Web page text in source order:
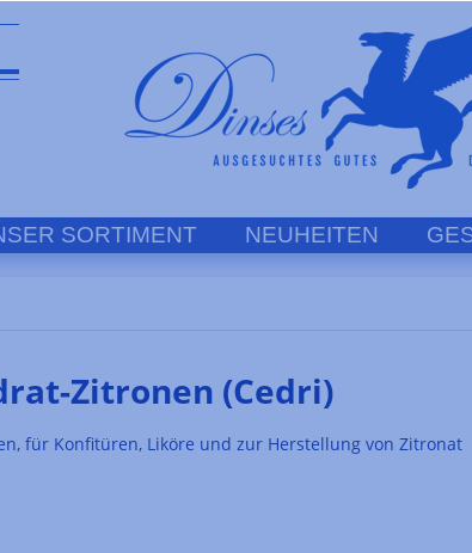
SORTIMENT NEUHEITEN
Zitronen (Cedri)
für Konfitüren, Liköre und zur Herstellung von Zitronat